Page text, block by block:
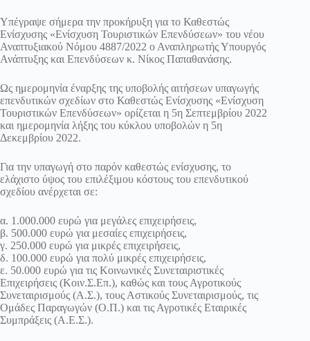
Υπέγραψε σήμερα την προκήρυξη για το Καθεστώς
Ενίσχυσης «Ενίσχυση Τουριστικών Επενδύσεων» του νέου
Αναπτυξιακού Νόμου 4887/2022 ο Αναπληρωτής Υπουργός
Ανάπτυξης και Επενδύσεων κ. Νίκος Παπαθανάσης.
Ως ημερομηνία έναρξης της υποβολής αιτήσεων υπαγωγής
επενδυτικών σχεδίων στο Καθεστώς Ενίσχυσης «Ενίσχυση
Τουριστικών Επενδύσεων» ορίζεται η 5η Σεπτεμβρίου 2022
και ημερομηνία λήξης του κύκλου υποβολών η 5η
Δεκεμβρίου 2022.
Για την υπαγωγή στο παρόν καθεστώς ενίσχυσης, το
ελάχιστο ύψος του επιλέξιμου κόστους του επενδυτικού
σχεδίου ανέρχεται σε:
α. 1.000.000 ευρώ για μεγάλες επιχειρήσεις,
β. 500.000 ευρώ για μεσαίες επιχειρήσεις,
γ. 250.000 ευρώ για μικρές επιχειρήσεις,
δ. 100.000 ευρώ για πολύ μικρές επιχειρήσεις,
ε. 50.000 ευρώ για τις Κοινωνικές Συνεταιριστικές
Επιχειρήσεις (Κοιν.Σ.Επ.), καθώς και τους Αγροτικούς
Συνεταιρισμούς (Α.Σ.), τους Αστικούς Συνεταιρισμούς, τις
Ομάδες Παραγωγών (Ο.Π.) και τις Αγροτικές Εταιρικές
Συμπράξεις (Α.Ε.Σ.).